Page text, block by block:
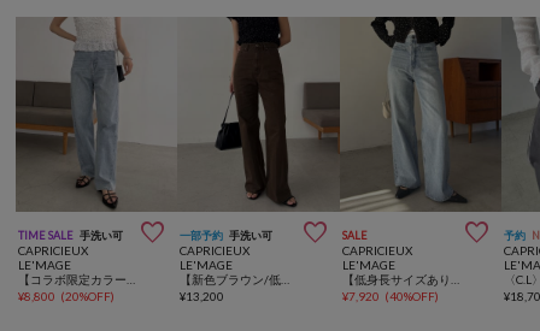
TIME SALE 手洗い可 
CAPRICIEUX
LE'MAGE
¥8,800 (20%OFF)
一部予約 手洗い可 
CAPRICIEUX
LE'MAGE
¥13,200
SALE 
CAPRICIEUX
LE'MAGE
¥7,920 (40%OFF)
予約
¥